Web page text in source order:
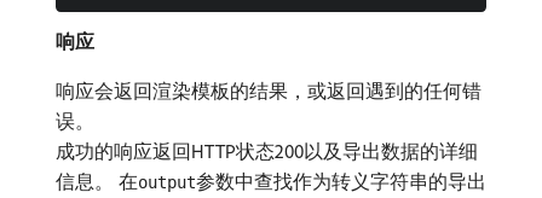
响应
响应会返回渲染模板的结果，或返回遇到的任何错
误。
成功的响应返回HTTP状态200以及导出数据的详细
信息。 在output参数中查找作为转义字符串的导出